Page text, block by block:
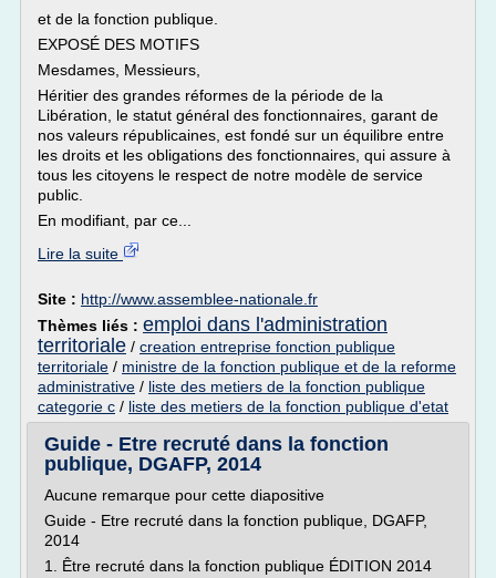
et de la fonction publique.
EXPOSÉ DES MOTIFS
Mesdames, Messieurs,
Héritier des grandes réformes de la période de la
Libération, le statut général des fonctionnaires, garant de
nos valeurs républicaines, est fondé sur un équilibre entre
les droits et les obligations des fonctionnaires, qui assure à
tous les citoyens le respect de notre modèle de service
public.
En modifiant, par ce...
Lire la suite
Site : http://www.assemblee-nationale.fr
Thèmes liés : emploi dans l'administration
territoriale / creation entreprise fonction publique
territoriale / ministre de la fonction publique et de la reforme
administrative / liste des metiers de la fonction publique
categorie c / liste des metiers de la fonction publique d'etat
Guide - Etre recruté dans la fonction
publique, DGAFP, 2014
Aucune remarque pour cette diapositive
Guide - Etre recruté dans la fonction publique, DGAFP,
2014
1. Être recruté dans la fonction publique ÉDITION 2014